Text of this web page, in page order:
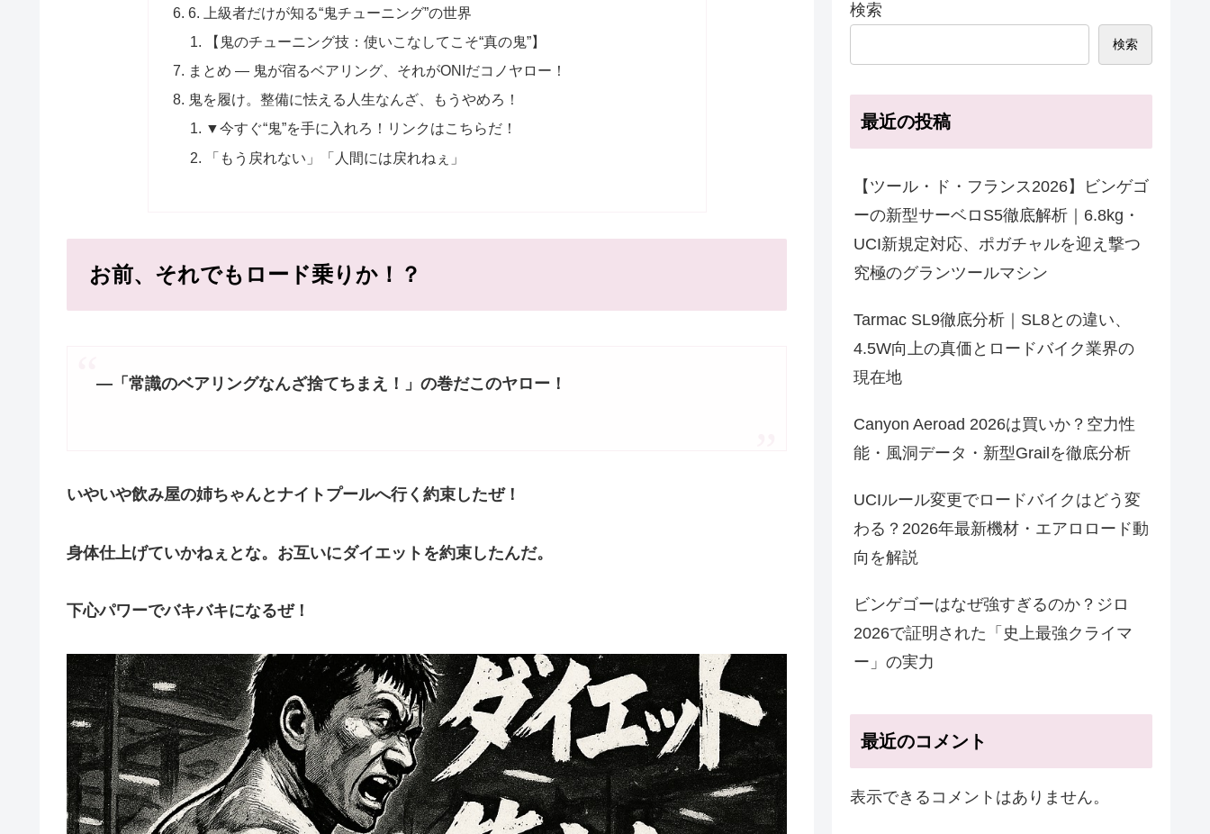
6. 上級者だけが知る“鬼チューニング”の世界
【鬼のチューニング技：使いこなしてこそ“真の鬼”】
まとめ ― 鬼が宿るベアリング、それがONIだコノヤロー！
鬼を履け。整備に怯える人生なんざ、もうやめろ！
▼今すぐ“鬼”を手に入れろ！リンクはこちらだ！
「もう戻れない」「人間には戻れねぇ」
お前、それでもロード乗りか！？
―「常識のベアリングなんざ捨てちまえ！」の巻だこのヤロー！
いやいや飲み屋の姉ちゃんとナイトプールへ行く約束したぜ！
身体仕上げていかねぇとな。お互いにダイエットを約束したんだ。
下心パワーでバキバキになるぜ！
検索
検索
最近の投稿
【ツール・ド・フランス2026】ビンゲゴ
ーの新型サーベロS5徹底解析｜6.8kg・
UCI新規定対応、ポガチャルを迎え撃つ
究極のグランツールマシン
Tarmac SL9徹底分析｜SL8との違い、
4.5W向上の真価とロードバイク業界の
現在地
Canyon Aeroad 2026は買いか？空力性
能・風洞データ・新型Grailを徹底分析
UCIルール変更でロードバイクはどう変
わる？2026年最新機材・エアロロード動
向を解説
ビンゲゴーはなぜ強すぎるのか？ジロ
2026で証明された「史上最強クライマ
ー」の実力
最近のコメント
表示できるコメントはありません。